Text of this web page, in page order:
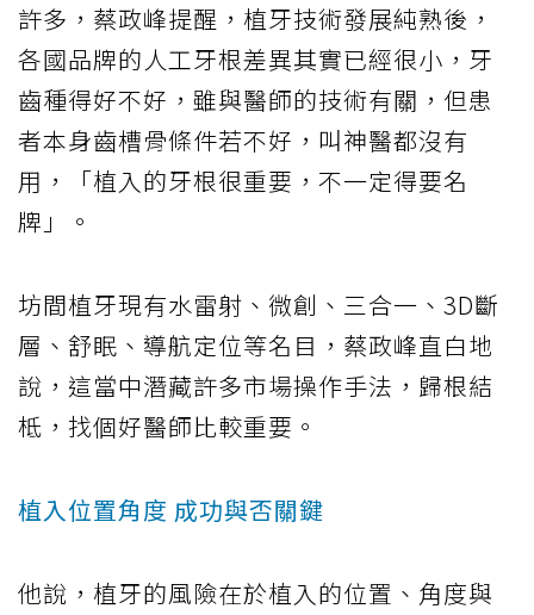
許多，蔡政峰提醒，植牙技術發展純熟後，
各國品牌的人工牙根差異其實已經很小，牙
齒種得好不好，雖與醫師的技術有關，但患
者本身齒槽骨條件若不好，叫神醫都沒有
用，「植入的牙根很重要，不一定得要名
牌」。
坊間植牙現有水雷射、微創、三合一、3D斷
層、舒眠、導航定位等名目，蔡政峰直白地
說，這當中潛藏許多市場操作手法，歸根結
柢，找個好醫師比較重要。
植入位置角度 成功與否關鍵
他說，植牙的風險在於植入的位置、角度與